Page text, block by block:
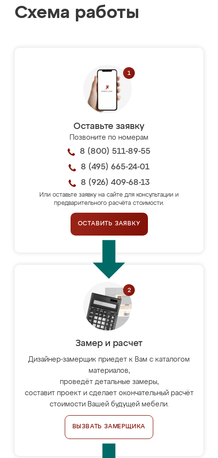
Схема работы
Оставьте заявку
Позвоните по номерам
8 (800) 511-89-55
8 (495) 665-24-01
8 (926) 409-68-13
Или оставьте заявку на сайте для консультации и
предварительного расчёта стоимости.
ОСТАВИТЬ ЗАЯВКУ
Замер и расчет
Дизайнер-замерщик приедет к Вам с каталогом
материалов,
проведёт детальные замеры,
составит проект и сделает окончательный расчёт
стоимости Вашей будущей мебели.
ВЫЗВАТЬ ЗАМЕРЩИКА